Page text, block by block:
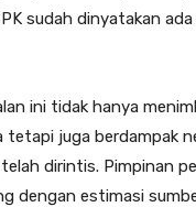
sudah dinyatakan ada
ini tidak hanya
tetapi juga berdampak
dirintis. Pimpinan
dengan estimasi